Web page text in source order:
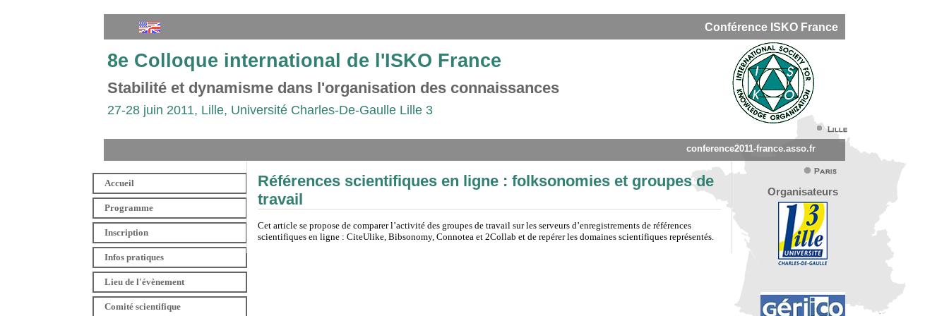
Conférence ISKO France
8e Colloque international de l'ISKO France
Stabilité et dynamisme dans l'organisation des connaissances
27-28 juin 2011, Lille, Université Charles-De-Gaulle Lille 3
conference2011-france.asso.fr
Accueil
Programme
Inscription
Infos pratiques
Lieu de l'évènement
Comité scientifique
Références scientifiques en ligne : folksonomies et groupes de
travail
Cet article se propose de comparer l’activité des groupes de travail sur les serveurs d’enregistrements de références
scientifiques en ligne : CiteUlike, Bibsonomy, Connotea et 2Collab et de repérer les domaines scientifiques représentés.
Organisateurs